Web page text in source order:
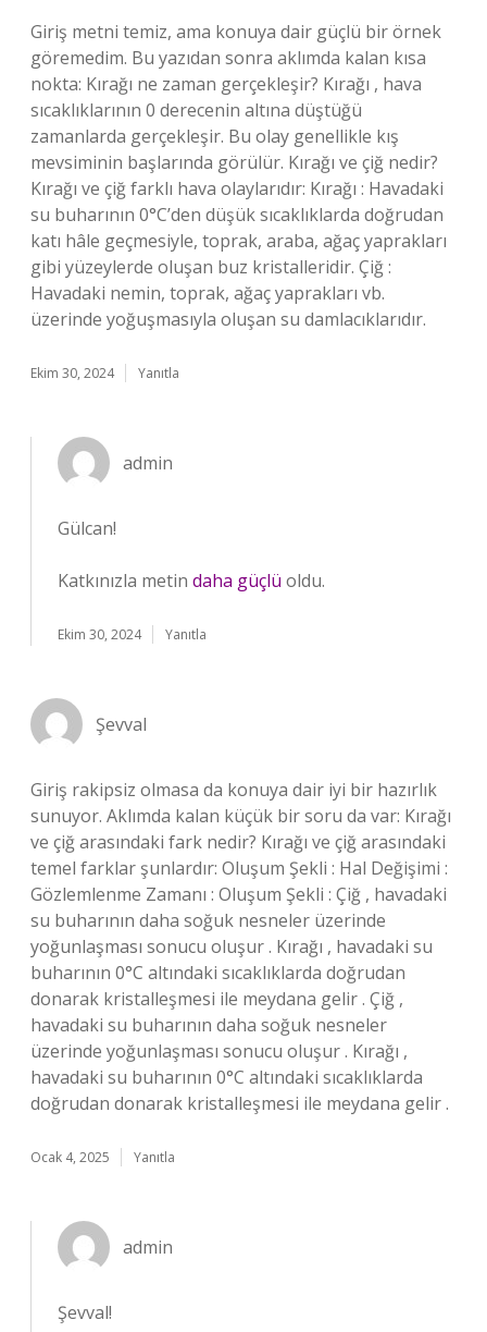
Giriş metni temiz, ama konuya dair güçlü bir örnek
göremedim. Bu yazıdan sonra aklımda kalan kısa
nokta: Kırağı ne zaman gerçekleşir? Kırağı , hava
sıcaklıklarının 0 derecenin altına düştüğü
zamanlarda gerçekleşir. Bu olay genellikle kış
mevsiminin başlarında görülür. Kırağı ve çiğ nedir?
Kırağı ve çiğ farklı hava olaylarıdır: Kırağı : Havadaki
su buharının 0°C’den düşük sıcaklıklarda doğrudan
katı hâle geçmesiyle, toprak, araba, ağaç yaprakları
gibi yüzeylerde oluşan buz kristalleridir. Çiğ :
Havadaki nemin, toprak, ağaç yaprakları vb.
üzerinde yoğuşmasıyla oluşan su damlacıklarıdır.
Ekim 30, 2024 Yanıtla
admin
Gülcan!
Katkınızla metin daha güçlü oldu.
Ekim 30, 2024 Yanıtla
Şevval
Giriş rakipsiz olmasa da konuya dair iyi bir hazırlık
sunuyor. Aklımda kalan küçük bir soru da var: Kırağı
ve çiğ arasındaki fark nedir? Kırağı ve çiğ arasındaki
temel farklar şunlardır: Oluşum Şekli : Hal Değişimi :
Gözlemlenme Zamanı : Oluşum Şekli : Çiğ , havadaki
su buharının daha soğuk nesneler üzerinde
yoğunlaşması sonucu oluşur . Kırağı , havadaki su
buharının 0°C altındaki sıcaklıklarda doğrudan
donarak kristalleşmesi ile meydana gelir . Çiğ ,
havadaki su buharının daha soğuk nesneler
üzerinde yoğunlaşması sonucu oluşur . Kırağı ,
havadaki su buharının 0°C altındaki sıcaklıklarda
doğrudan donarak kristalleşmesi ile meydana gelir .
Ocak 4, 2025 Yanıtla
admin
Şevval!